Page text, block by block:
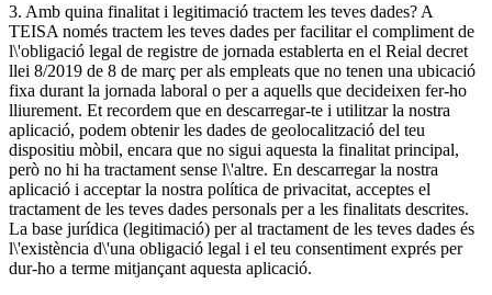
3. Amb quina finalitat i legitimació tractem les teves dades? A
TEISA només tractem les teves dades per facilitar el compliment de
l\'obligació legal de registre de jornada establerta en el Reial decret
llei 8/2019 de 8 de març per als empleats que no tenen una ubicació
fixa durant la jornada laboral o per a aquells que decideixen fer-ho
lliurement. Et recordem que en descarregar-te i utilitzar la nostra
aplicació, podem obtenir les dades de geolocalització del teu
dispositiu mòbil, encara que no sigui aquesta la finalitat principal,
però no hi ha tractament sense l\'altre. En descarregar la nostra
aplicació i acceptar la nostra política de privacitat, acceptes el
tractament de les teves dades personals per a les finalitats descrites.
La base jurídica (legitimació) per al tractament de les teves dades és
l\'existència d\'una obligació legal i el teu consentiment exprés per
dur-ho a terme mitjançant aquesta aplicació.